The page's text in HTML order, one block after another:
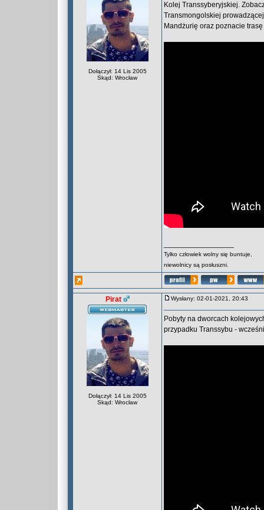
Dołączył: 14 Lis 2005
Skąd: Wrocław
Kolej Transsyberyjskiej.
Transmongolskiej
Mandżurię oraz poznacie
Tylko człowiek wolny się buntuje,
niewolnicy są posłuszni.
Pirat
Dołączył: 14 Lis 2005
Skąd: Wrocław
Wysłany: 02-01-2021, 20:43
Pobyty na dworcach
przypadku Transsybu -